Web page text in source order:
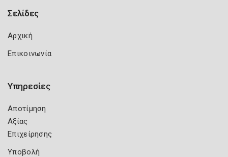
Σελίδες
Αρχική
Επικοινωνία
Υπηρεσίες
Αποτίμηση
Αξίας
Επιχείρησης
Υποβολή